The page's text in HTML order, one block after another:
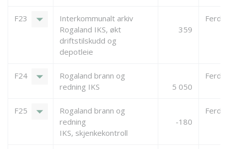
F23 arrow_drop_down
Interkommunalt arkiv
Rogaland IKS, økt
driftstilskudd og
depotleie
359
F24 arrow_drop_down
Rogaland brann og
redning IKS
5 050
F25 arrow_drop_down
Rogaland brann og
redning
IKS, skjenkekontroll
-180